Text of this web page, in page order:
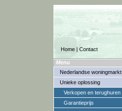
Home | Contact
Menu
Nederlandse woningmarkt
Unieke oplossing
Verkopen en terughuren
Garantieprijs